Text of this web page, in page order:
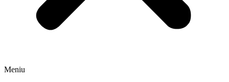
Meniu